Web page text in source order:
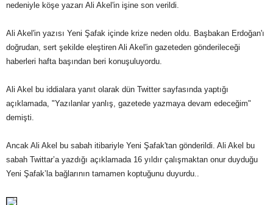
nedeniyle köşe yazarı Ali Akel'in işine son verildi.
Ali Akel'in yazısı Yeni Şafak içinde krize neden oldu. Başbakan Erdoğan'ı
doğrudan, sert şekilde eleştiren Ali Akel'in gazeteden gönderileceği
haberleri hafta başından beri konuşuluyordu.
Ali Akel bu iddialara yanıt olarak dün Twitter sayfasında yaptığı
açıklamada, "Yazılanlar yanlış, gazetede yazmaya devam edeceğim"
demişti.
Ancak Ali Akel bu sabah itibariyle Yeni Şafak'tan gönderildi. Ali Akel bu
sabah Twittar’a yazdığı açıklamada 16 yıldır çalışmaktan onur duyduğu
Yeni Şafak’la bağlarının tamamen koptuğunu duyurdu..